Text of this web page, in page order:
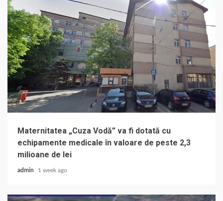
Maternitatea „Cuza Vodă” va fi dotată cu
echipamente medicale în valoare de peste 2,3
milioane de lei
admin 1 week ago